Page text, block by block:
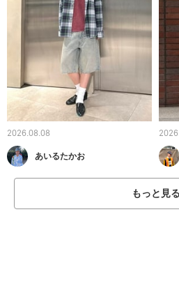
2026.08.08
あいるたかお
もっと見る